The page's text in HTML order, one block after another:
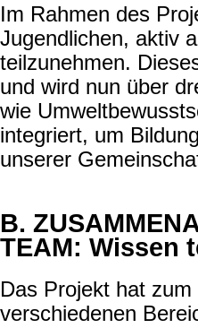
Im Rahmen des
Jugendlichen, aktiv
teilzunehmen.
und wird nun über
wie
integriert, um
unserer
B.
TEAM: Wissen
Das Projekt hat
verschiedenen